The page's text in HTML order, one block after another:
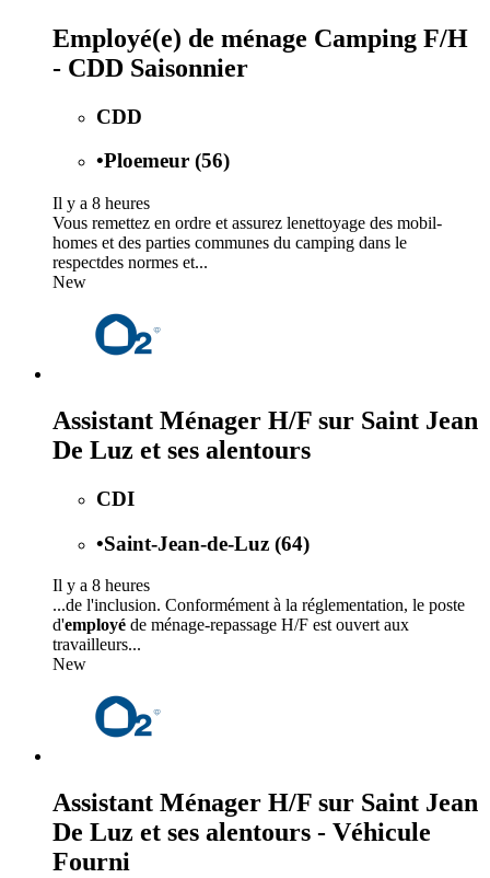
Employé(e) de ménage Camping F/H
- CDD Saisonnier
CDD
•Ploemeur (56)
Il y a 8 heures
Vous remettez en ordre et assurez lenettoyage des mobil-
homes et des parties communes du camping dans le
respectdes normes et...
New
Assistant Ménager H/F sur Saint Jean
De Luz et ses alentours
CDI
•Saint-Jean-de-Luz (64)
Il y a 8 heures
...de l'inclusion. Conformément à la réglementation, le poste
d'employé de ménage-repassage H/F est ouvert aux
travailleurs...
New
Assistant Ménager H/F sur Saint Jean
De Luz et ses alentours - Véhicule
Fourni